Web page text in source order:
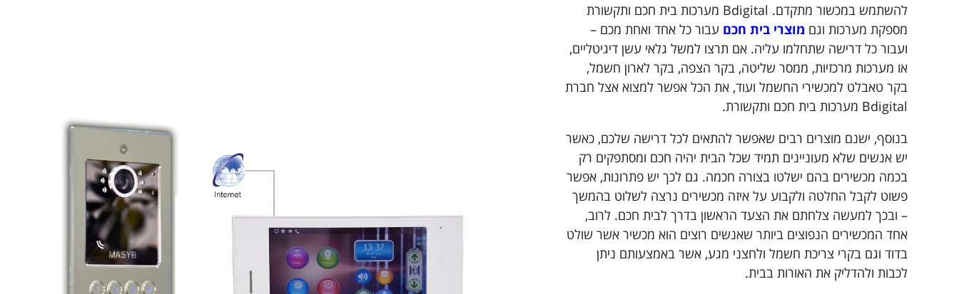
להשתמש במכשור מתקדם. Bdigital מערכות בית חכם ותקשורת
מספקת מערכות וגם מוצרי בית חכם עבור כל אחד ואחת מכם –
ועבור כל דרישה שתחלמו עליה. אם תרצו למשל גלאי עשן דיגיטליים,
או מערכות מרכזיות, ממסר שליטה, בקר הצפה, בקר לארון חשמל,
בקר טאבלט למכשירי החשמל ועוד, את הכל אפשר למצוא אצל חברת
Bdigital מערכות בית חכם ותקשורת.
בנוסף, ישנם מוצרים רבים שאפשר להתאים לכל דרישה שלכם, כאשר
יש אנשים שלא מעוניינים תמיד שכל הבית יהיה חכם ומסתפקים רק
בכמה מכשירים בהם ישלטו בצורה חכמה. גם לכך יש פתרונות, אפשר
פשוט לקבל החלטה ולקבוע על איזה מכשירים נרצה לשלוט בהמשך
– ובכך למעשה צלחתם את הצעד הראשון בדרך לבית חכם. לרוב,
אחד המכשירים הנפוצים ביותר שאנשים רוצים הוא מכשיר אשר שולט
בדוד וגם בקרי צריכת חשמל ולחצני מגע, אשר באמצעותם ניתן
לכבות ולהדליק את האורות בבית.